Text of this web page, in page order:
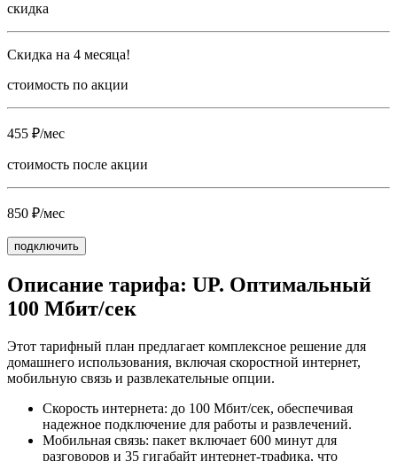
скидка
Скидка на 4 месяца!
стоимость по акции
455 ₽/мес
стоимость после акции
850 ₽/мес
подключить
Описание тарифа: UP. Оптимальный
100 Мбит/сек
Этот тарифный план предлагает комплексное решение для
домашнего использования, включая скоростной интернет,
мобильную связь и развлекательные опции.
Скорость интернета: до 100 Мбит/сек, обеспечивая
надежное подключение для работы и развлечений.
Мобильная связь: пакет включает 600 минут для
разговоров и 35 гигабайт интернет-трафика, что